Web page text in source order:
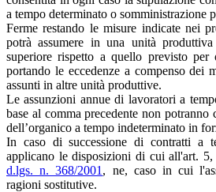
a tempo determinato o somministrazione
Ferme restando le misure indicate nei
potrà assumere in una unità
superiore rispetto a quello previsto per
portando le eccedenze a compenso dei
assunti in altre unità produttive.
Le assunzioni annue di lavoratori a
base al comma precedente non potranno
dell’organico a tempo indeterminato in
In caso di successione di contratti a
applicano le disposizioni di cui all'art.
d.lgs. n. 368/2001 , ne, caso in cui
ragioni sostitutive.